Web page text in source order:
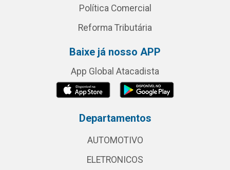
Política Comercial
Reforma Tributária
Baixe já nosso APP
App Global Atacadista
Departamentos
AUTOMOTIVO
ELETRONICOS